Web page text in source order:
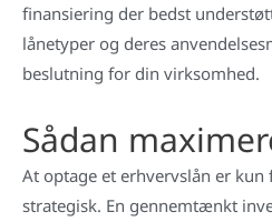
finansiering der bedst
lånetyper og deres
beslutning for din virksomhed.
Sådan
At optage et erhvervslån er
strategisk. En gennemtænkt